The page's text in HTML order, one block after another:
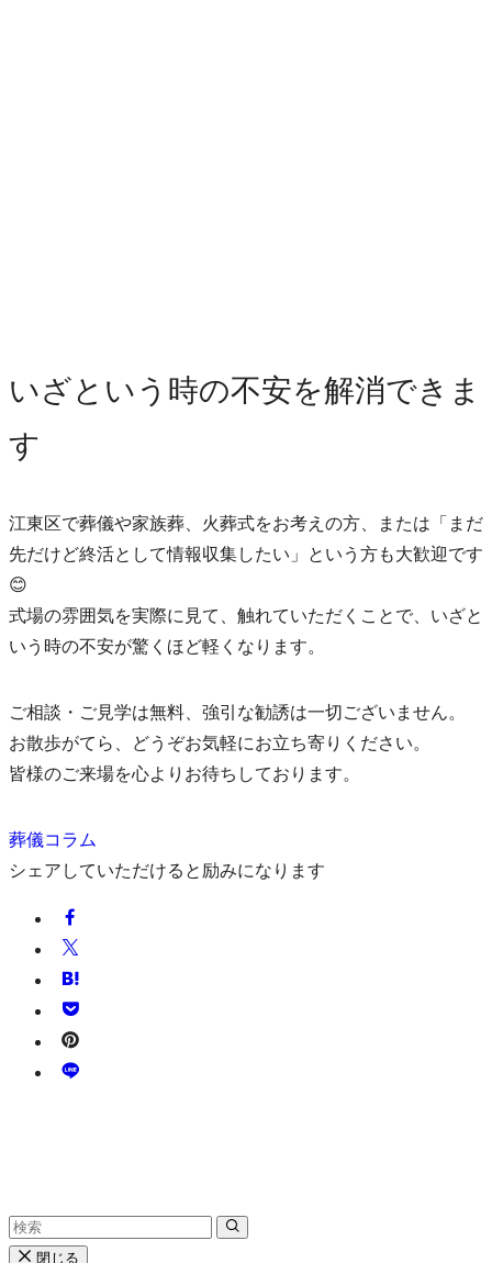
いざという時の不安を解消できま
す
江東区で葬儀や家族葬、火葬式をお考えの方、または「まだ
先だけど終活として情報収集したい」という方も大歓迎です
😊
式場の雰囲気を実際に見て、触れていただくことで、いざと
いう時の不安が驚くほど軽くなります。
ご相談・ご見学は無料、強引な勧誘は一切ございません。
お散歩がてら、どうぞお気軽にお立ち寄りください。
皆様のご来場を心よりお待ちしております。
葬儀コラム
シェアしていただけると励みになります
閉じる